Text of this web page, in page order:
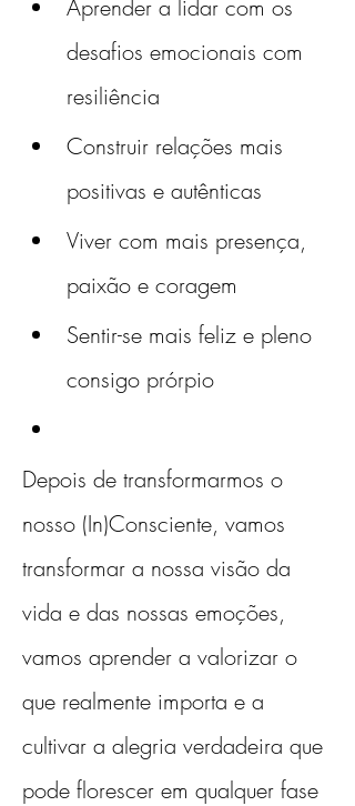
Aprender a lidar com os
desafios emocionais com
resiliência
Construir relações mais
positivas e autênticas
Viver com mais presença,
paixão e coragem
Sentir-se mais feliz e pleno
consigo prórpio
Depois de transformarmos o
nosso (In)Consciente, vamos
transformar a nossa visão da
vida e das nossas emoções,
vamos aprender a valorizar o
que realmente importa e a
cultivar a alegria verdadeira que
pode florescer em qualquer fase